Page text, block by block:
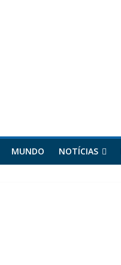
MUNDO NOTÍCIAS